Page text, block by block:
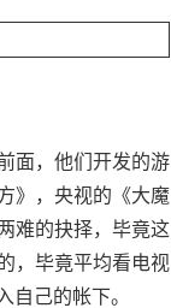
面，他们开发的游
》，央视的《大魔
难的抉择，毕竟这
，毕竟平均看电视
己的帐下。